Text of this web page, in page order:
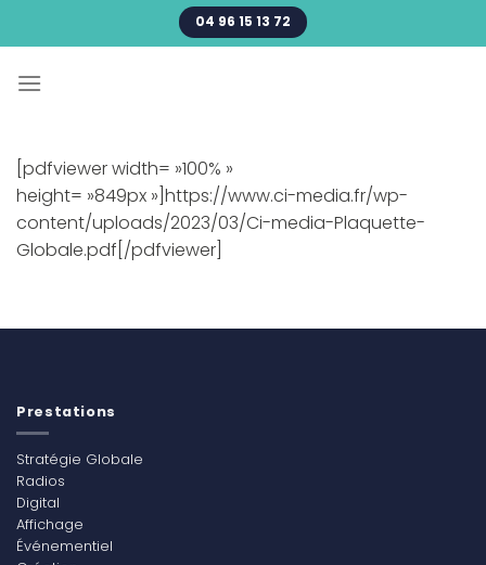
au
04 96 15 13 72
[pdfviewer width= »100% »
height= »849px »]https://www.ci-media.fr/wp-
content/uploads/2023/03/Ci-media-Plaquette-
Globale.pdf[/pdfviewer]
Prestations
Stratégie Globale
Radios
Digital
Affichage
Événementiel